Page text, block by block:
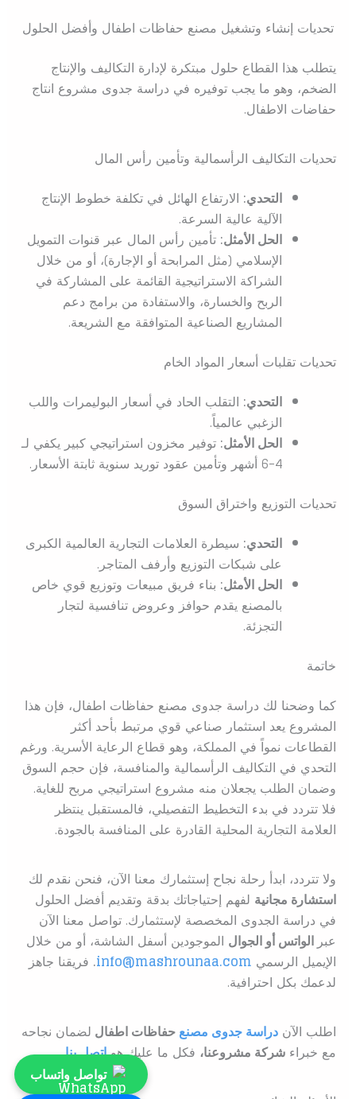
تحديات إنشاء وتشغيل مصنع حفاظات اطفال وأفضل الحلول
يتطلب هذا القطاع حلول مبتكرة لإدارة التكاليف والإنتاج
الضخم، وهو ما يجب توفيره في دراسة جدوى مشروع انتاج
حفاضات الاطفال.
تحديات التكاليف الرأسمالية وتأمين رأس المال
التحدي:الارتفاع الهائل في تكلفة خطوط الإنتاج
الآلية عالية السرعة.
الحل الأمثل:تأمين رأس المال عبر قنوات التمويل
الإسلامي (مثل المرابحة أو الإجارة)، أو من خلال
الشراكة الاستراتيجية القائمة على المشاركة في
الربح والخسارة، والاستفادة من برامج دعم
المشاريع الصناعية المتوافقة مع الشريعة.
تحديات تقلبات أسعار المواد الخام
التحدي:التقلب الحاد في أسعار البوليمرات واللب
الزغبي عالمياً.
الحل الأمثل:توفير مخزون استراتيجي كبير يكفي لـ
4-6 أشهر وتأمين عقود توريد سنوية ثابتة الأسعار.
تحديات التوزيع واختراق السوق
التحدي:سيطرة العلامات التجارية العالمية الكبرى
على شبكات التوزيع وأرفف المتاجر.
الحل الأمثل:بناء فريق مبيعات وتوزيع قوي خاص
بالمصنع يقدم حوافز وعروض تنافسية لتجار
التجزئة.
خاتمة
كما وضحنا لك دراسة جدوى مصنع حفاظات اطفال، فإن هذا
المشروع يعد استثمار صناعي قوي مرتبط بأحد أكثر
القطاعات نمواً في المملكة، وهو قطاع الرعاية الأسرية. ورغم
التحدي في التكاليف الرأسمالية والمنافسة، فإن حجم السوق
وضمان الطلب يجعلان منه مشروع استراتيجي مربح للغاية.
فلا تتردد في بدء التخطيط التفصيلي، فالمستقبل ينتظر
العلامة التجارية المحلية القادرة على المنافسة بالجودة.
ولا تتردد، ابدأ رحلة نجاح إستثمارك معنا الآن، فنحن نقدم لك
استشارة مجانيةلفهم إحتياجاتك بدقة وتقديم أفضل الحلول
في دراسة الجدوى المخصصة لإستثمارك. تواصل معنا الآن
عبر الواتس أو الجوالالموجودين أسفل الشاشة، أو من خلال
الإيميل الرسمي info@mashrounaa.com
.فريقنا جاهز
لدعمك بكل احترافية.
اطلب الآن دراسة جدوى مصنعحفاظات اطفال لضمان نجاحه
مع خبراء شركة مشروعنا،فكل ما عليك هواتصل بنا
تواصل واتساب